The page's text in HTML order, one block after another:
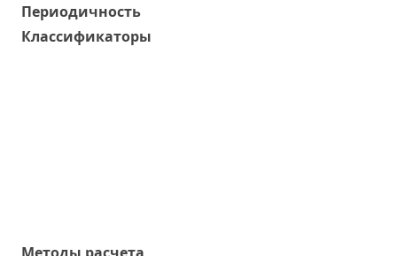
Периодичность
Классификаторы